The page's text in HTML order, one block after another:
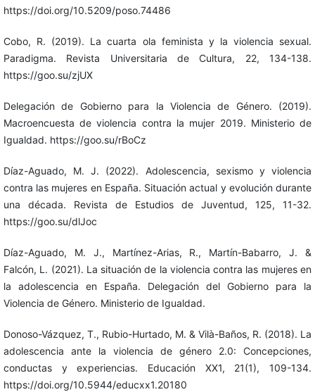
https://doi.org/10.5209/poso.74486
Cobo, R. (2019). La cuarta ola feminista y la violencia sexual.
Paradigma. Revista Universitaria de Cultura, 22, 134-138.
https://goo.su/zjUX
Delegación de Gobierno para la Violencia de Género. (2019).
Macroencuesta de violencia contra la mujer 2019. Ministerio de
Igualdad. https://goo.su/rBoCz
Díaz-Aguado, M. J. (2022). Adolescencia, sexismo y violencia
contra las mujeres en España. Situación actual y evolución durante
una década. Revista de Estudios de Juventud, 125, 11-32.
https://goo.su/dlJoc
Díaz-Aguado, M. J., Martínez-Arias, R., Martín-Babarro, J. &
Falcón, L. (2021). La situación de la violencia contra las mujeres en
la adolescencia en España. Delegación del Gobierno para la
Violencia de Género. Ministerio de Igualdad.
Donoso-Vázquez, T., Rubio-Hurtado, M. & Vilà-Baños, R. (2018). La
adolescencia ante la violencia de género 2.0: Concepciones,
conductas y experiencias. Educación XX1, 21(1), 109-134.
https://doi.org/10.5944/educxx1.20180